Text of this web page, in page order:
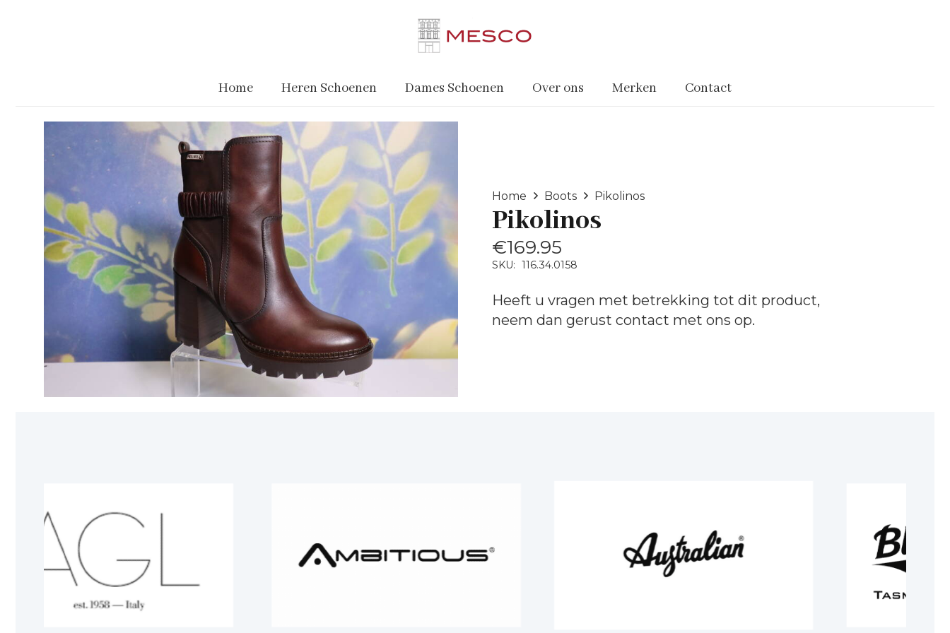
Home Heren Schoenen Dames Schoenen Over ons Merken Contact
Home Boots Pikolinos
Pikolinos
€169.95
SKU: 116.34.0158
Heeft u vragen met betrekking tot dit product,
neem dan gerust contact met ons op.